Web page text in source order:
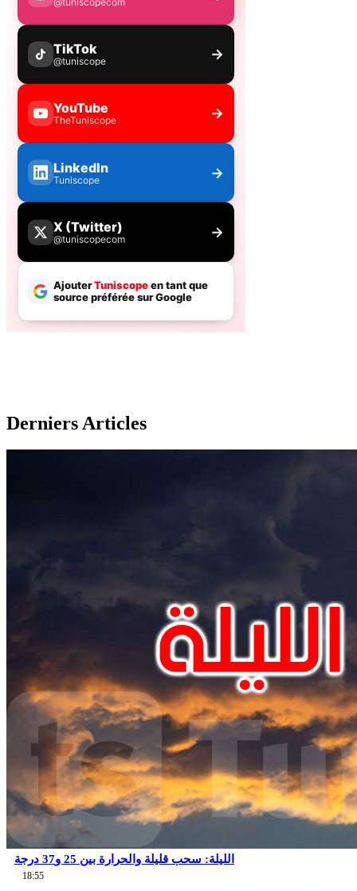
Derniers Articles
الليلة: سحب قليلة والحرارة بين 25 و37 درجة
18:55